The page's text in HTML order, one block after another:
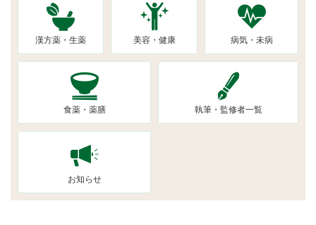
漢方薬・生薬 美容・健康 病気・未病
食薬・薬膳 執筆・監修者一覧
お知らせ